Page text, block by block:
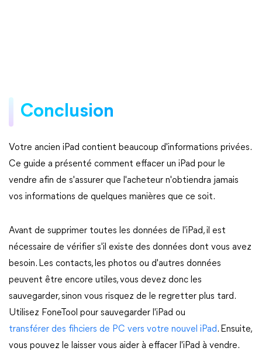
Conclusion
Votre ancien iPad contient beaucoup d'informations privées.
Ce guide a présenté comment effacer un iPad pour le
vendre afin de s'assurer que l'acheteur n'obtiendra jamais
vos informations de quelques manières que ce soit.
Avant de supprimer toutes les données de l'iPad, il est
nécessaire de vérifier s'il existe des données dont vous avez
besoin. Les contacts, les photos ou d'autres données
peuvent être encore utiles, vous devez donc les
sauvegarder, sinon vous risquez de le regretter plus tard.
Utilisez FoneTool pour sauvegarder l'iPad ou
transférer des fihciers de PC vers votre nouvel iPad. Ensuite,
vous pouvez le laisser vous aider à effacer l'iPad à vendre.